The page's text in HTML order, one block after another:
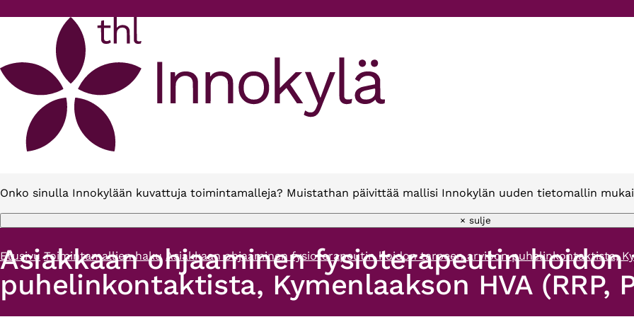
Onko sinulla Innokylään kuvattuja toimintamalleja? Muistathan päivittää mallisi Innokylän uuden tietomallin
× sulje
Murupolku
Etusivu Toimintamallien haku Asiakkaan ohjaaminen fysioterapeutin hoidon tarpeen arvioon puhelinkontaktista,
Asiakkaan ohjaaminen fysioterapeutin hoidon
puhelinkontaktista, Kymenlaakson HVA (RRP,